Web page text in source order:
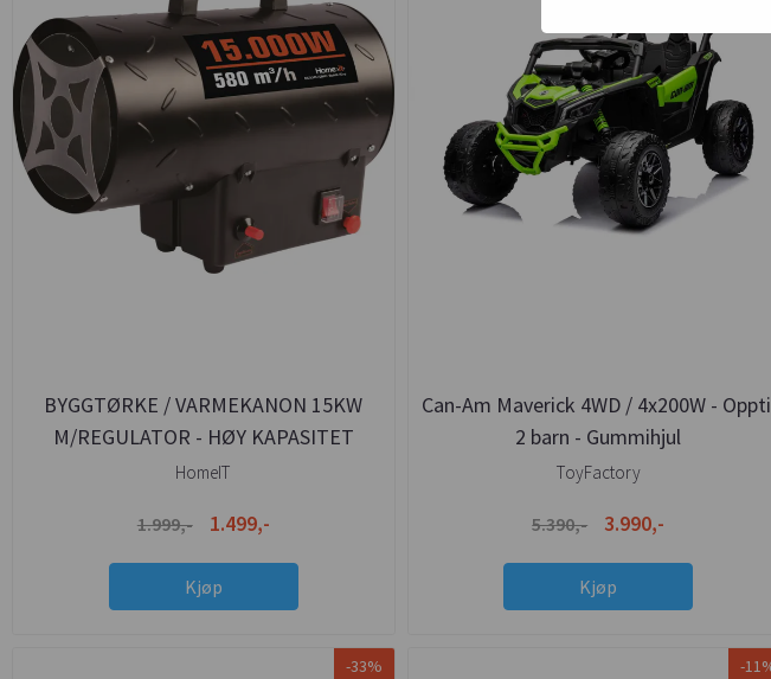
BYGGTØRKE / VARMEKANON 15KW
M/REGULATOR - HØY KAPASITET
HomeIT
1.999,- 1.499,-
Kjøp
Can-Am Maverick 4WD / 4x200W -
2 barn - Gummihjul
ToyFactory
5.390,- 3.990,-
Kjøp
-33% -